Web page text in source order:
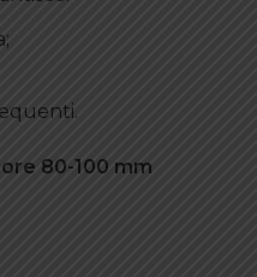
80-100 mm